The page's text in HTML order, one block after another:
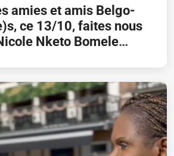
amies et amis Belgo-
ce 13/10, faites nous